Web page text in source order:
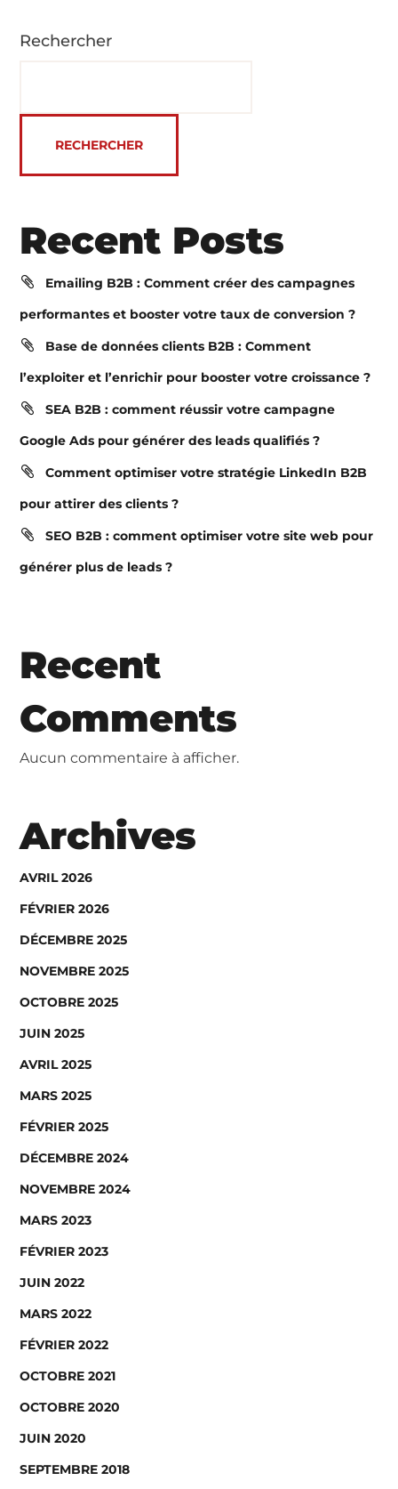
Rechercher
RECHERCHER
Recent Posts
Emailing B2B : Comment créer des campagnes
performantes et booster votre taux de conversion ?
Base de données clients B2B : Comment
l’exploiter et l’enrichir pour booster votre croissance ?
SEA B2B : comment réussir votre campagne
Google Ads pour générer des leads qualifiés ?
Comment optimiser votre stratégie LinkedIn B2B
pour attirer des clients ?
SEO B2B : comment optimiser votre site web pour
générer plus de leads ?
Recent
Comments
Aucun commentaire à afficher.
Archives
AVRIL 2026
FÉVRIER 2026
DÉCEMBRE 2025
NOVEMBRE 2025
OCTOBRE 2025
JUIN 2025
AVRIL 2025
MARS 2025
FÉVRIER 2025
DÉCEMBRE 2024
NOVEMBRE 2024
MARS 2023
FÉVRIER 2023
JUIN 2022
MARS 2022
FÉVRIER 2022
OCTOBRE 2021
OCTOBRE 2020
JUIN 2020
SEPTEMBRE 2018